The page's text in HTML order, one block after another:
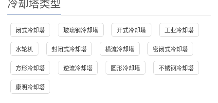
闭式冷却塔 玻璃钢冷却塔 开式冷却塔 工业冷却塔
水轮机 封闭式冷却塔 横流冷却塔 密闭式冷却塔
方形冷却塔 逆流冷却塔 圆形冷却塔 不锈钢冷却塔
康明冷却塔